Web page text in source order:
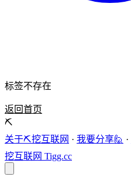
标签不存在
返回首页
⛏️
关于⛏️挖互联网 · 我要分享🙋 ·
挖互联网 Tigg.cc